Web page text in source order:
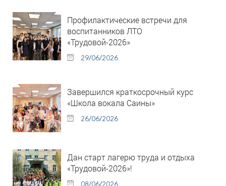
Профилактические встречи для
воспитанников ЛТО
«Трудовой-2026»
29/06/2026
Завершился краткосрочный курс
«Школа вокала Саины»
26/06/2026
Дан старт лагерю труда и отдыха
«Трудовой-2026»!
08/06/2026